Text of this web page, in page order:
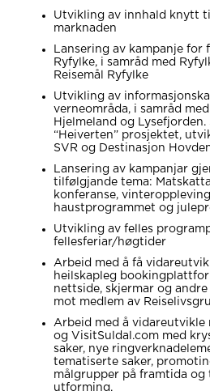
Utvikling av innhald knytt
marknaden
Lansering av kampanje for
Ryfylke, i samråd med
Reisemål Ryfylke
Utvikling av
verneområda, i samråd
Hjelmeland og
“Heiverten” prosjektet,
SVR og Destinasjon
Lansering av kampanjar
tilfølgjande tema:
konferanse,
haustprogrammet og
Utvikling av felles
fellesferiar/høgtider
Arbeid med å få
heilskapleg
nettside, skjermar og
mot medlem av
Arbeid med å
og VisitSuldal.com med
saker, nye
tematiserte saker,
målgrupper på framtida og
utforming.